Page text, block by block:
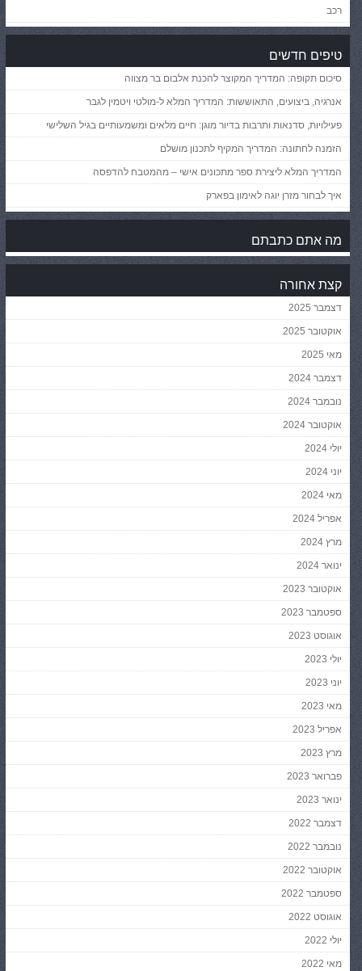
רכב
טיפים חדשים
סיכום תקופה: המדריך המקוצר להכנת אלבום בר מצווה
אנרגיה, ביצועים, התאוששות: המדריך המלא ל-מולטי ויטמין לגבר
פעילויות, סדנאות ותרבות בדיור מוגן: חיים מלאים ומשמעותיים בגיל השלישי
הזמנה לחתונה: המדריך המקיף לתכנון מושלם
המדריך המלא ליצירת ספר מתכונים אישי – מהמטבח להדפסה
איך לבחור מזרן יוגה לאימון בפארק
מה אתם כתבתם
קצת אחורה
דצמבר 2025
אוקטובר 2025
מאי 2025
דצמבר 2024
נובמבר 2024
אוקטובר 2024
יולי 2024
יוני 2024
מאי 2024
אפריל 2024
מרץ 2024
ינואר 2024
אוקטובר 2023
ספטמבר 2023
אוגוסט 2023
יולי 2023
יוני 2023
מאי 2023
אפריל 2023
מרץ 2023
פברואר 2023
ינואר 2023
דצמבר 2022
נובמבר 2022
אוקטובר 2022
ספטמבר 2022
אוגוסט 2022
יולי 2022
מאי 2022